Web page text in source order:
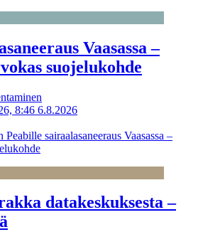
Vaasassa –
suojelukohde
8:46 6.8.2026
sairaalasaneeraus Vaasassa –
datakeskuksesta –